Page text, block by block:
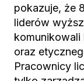
pokazuje, że
liderów
komunikowali
oraz
Pracownicy